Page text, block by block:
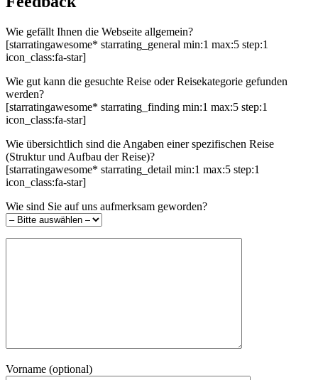
Wie gefällt Ihnen die Webseite allgemein?
[starratingawesome* starrating_general min:1 max:5 step:1
icon_class:fa-star]
Wie gut kann die gesuchte Reise oder Reisekategorie gefunden
werden?
[starratingawesome* starrating_finding min:1 max:5 step:1
icon_class:fa-star]
Wie übersichtlich sind die Angaben einer spezifischen Reise
(Struktur und Aufbau der Reise)?
[starratingawesome* starrating_detail min:1 max:5 step:1
icon_class:fa-star]
Wie sind Sie auf uns aufmerksam geworden?
Vorname (optional)